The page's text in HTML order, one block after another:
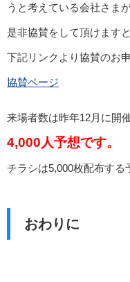
うと考えている会社さま
是非協賛をして頂けます
下記リンクより協賛のお
協賛ページ
来場者数は昨年12月に開
4,000人予想です。
チラシは5,000枚配布する
おわりに